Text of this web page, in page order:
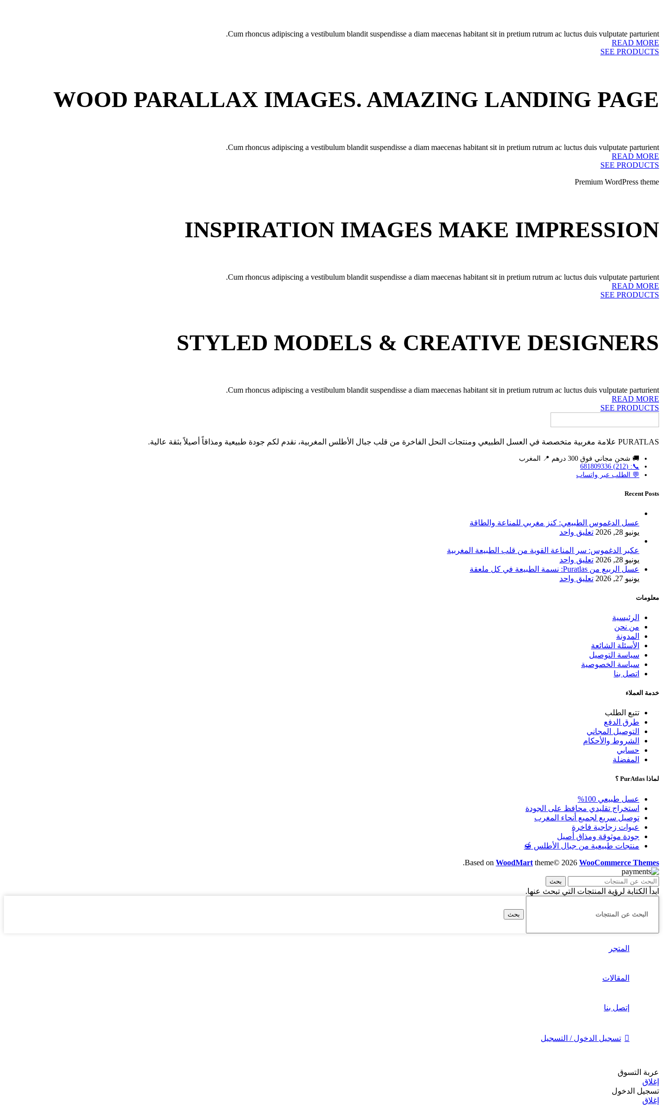
Cum rhoncus adipiscing a vestibulum blandit suspendisse a diam maecenas habitant sit in pretium rutrum ac luctus duis vulputate parturient.
READ MORE
SEE PRODUCTS
WOOD PARALLAX IMAGES. AMAZING LANDING PAGE
Cum rhoncus adipiscing a vestibulum blandit suspendisse a diam maecenas habitant sit in pretium rutrum ac luctus duis vulputate parturient.
READ MORE
SEE PRODUCTS
Premium WordPress theme
INSPIRATION IMAGES MAKE IMPRESSION
Cum rhoncus adipiscing a vestibulum blandit suspendisse a diam maecenas habitant sit in pretium rutrum ac luctus duis vulputate parturient.
READ MORE
SEE PRODUCTS
STYLED MODELS & CREATIVE DESIGNERS
Cum rhoncus adipiscing a vestibulum blandit suspendisse a diam maecenas habitant sit in pretium rutrum ac luctus duis vulputate parturient.
READ MORE
SEE PRODUCTS
PURATLAS علامة مغربية متخصصة في العسل الطبيعي ومنتجات النحل الفاخرة من قلب جبال الأطلس المغربية، نقدم لكم جودة طبيعية ومذاقاً أصيلاً بثقة عالية.
🚚 شحن مجاني فوق 300 درهم 📍 المغرب
📞: (212) 681809336
💬 الطلب عبر واتساب
Recent Posts
عسل الدغموس الطبيعي: كنز مغربي للمناعة والطاقة
يونيو 28, 2026
تعليق واحد
عكبر الدغموس: سر المناعة القوية من قلب الطبيعة المغربية
يونيو 28, 2026
تعليق واحد
عسل الربيع من Puratlas: نسمة الطبيعة في كل ملعقة
يونيو 27, 2026
تعليق واحد
معلومات
الرئيسية
من نحن
المدونة
الأسئلة الشائعة
سياسة التوصيل
سياسة الخصوصية
اتصل بنا
خدمة العملاء
تتبع الطلب
طرق الدفع
التوصيل المجاني
الشروط والأحكام
حسابي
المفضلة
لماذا PurAtlas ؟
عسل طبيعي 100%
استخراج تقليدي محافظ على الجودة
توصيل سريع لجميع أنحاء المغرب
عبوات زجاجية فاخرة
جودة موثوقة ومذاق أصيل
منتجات طبيعية من جبال الأطلس 🍯
Based on WoodMart theme© 2026 WooCommerce Themes
.
بحث
ابدأ الكتابة لرؤية المنتجات التي تبحث عنها.
بحث
المتجر
المقالات
إتصل بنا
تسجيل الدخول / التسجيل
عربة التسوق
إغلاق
تسجيل الدخول
إغلاق